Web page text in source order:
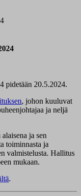
pidetään 20.5.2024.
, johon kuuluvat
ja neljä
ja sen
toiminnasta ja
valmistelusta. Hallitus
mukaan.
.